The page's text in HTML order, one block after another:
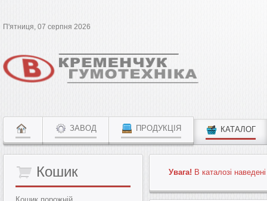
П'ятниця, 07 серпня 2026
ЗАВОД ПРОДУКЦІЯ КАТАЛОГ
Увага! В каталозі
Кошик